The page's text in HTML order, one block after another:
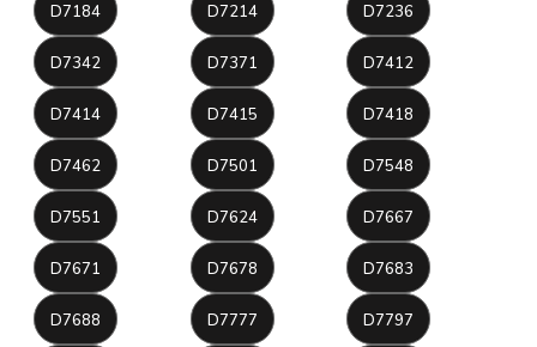
D7184 D7214 D7236
D7342 D7371 D7412
D7414 D7415 D7418
D7462 D7501 D7548
D7551 D7624 D7667
D7671 D7678 D7683
D7688 D7777 D7797